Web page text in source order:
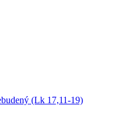
(Lk 17,11-19)